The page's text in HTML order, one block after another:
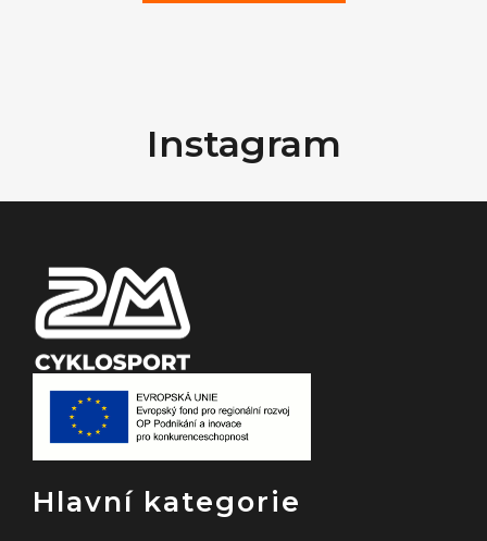
t
Instagram
Hlavní kategorie